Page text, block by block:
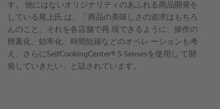
す。 他にはないオリジナリティのあふれる商品開発を
している尾上氏 は、「商品の美味しさの追求はもちろ
んのこと、それを各店舗で再 現できるように、操作の
簡素化、効率化、時間短縮などのオペレ ーションも考
え、さらにSelfCookingCenter® 5 Sensesを使用し て開
発していきたい」と話されています。